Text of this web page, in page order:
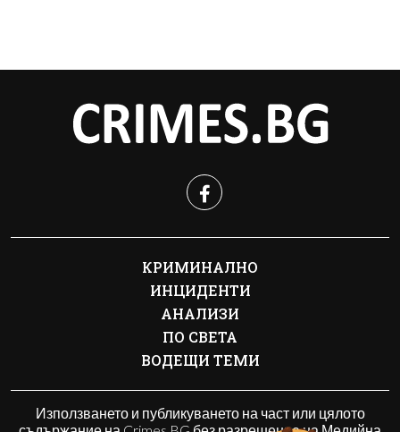
КРИМИНАЛНО
ИНЦИДЕНТИ
АНАЛИЗИ
ПО СВЕТА
ВОДЕЩИ ТЕМИ
Използването и публикуването на част или цялото